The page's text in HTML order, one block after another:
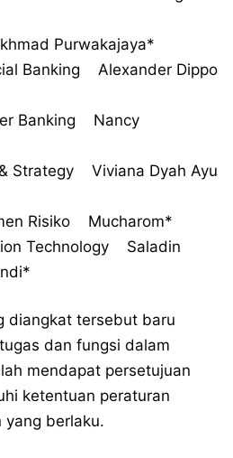
Purwakajaya*
Banking Alexander Dippo
Banking Nancy
Strategy Viviana Dyah Ayu
Risiko Mucharom*
Technology Saladin
diangkat tersebut baru
dan fungsi dalam
mendapat persetujuan
ketentuan peraturan
yang berlaku.